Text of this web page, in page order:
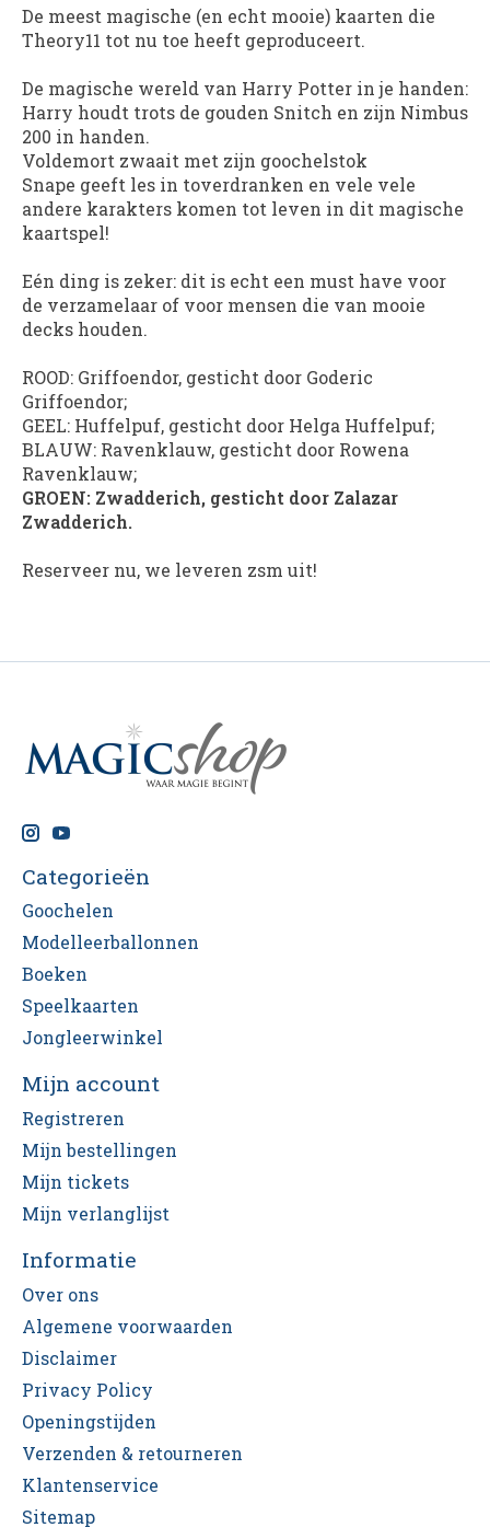
De meest magische (en echt mooie) kaarten die
Theory11 tot nu toe heeft geproduceert.
De magische wereld van Harry Potter in je handen:
Harry houdt trots de gouden Snitch en zijn Nimbus
200 in handen.
Voldemort zwaait met zijn goochelstok
Snape geeft les in toverdranken en vele vele
andere karakters komen tot leven in dit magische
kaartspel!
Eén ding is zeker: dit is echt een must have voor
de verzamelaar of voor mensen die van mooie
decks houden.
ROOD: Griffoendor, gesticht door Goderic
Griffoendor;
GEEL: Huffelpuf, gesticht door Helga Huffelpuf;
BLAUW: Ravenklauw, gesticht door Rowena
Ravenklauw;
GROEN: Zwadderich, gesticht door Zalazar
Zwadderich.
Reserveer nu, we leveren zsm uit!
Categorieën
Goochelen
Modelleerballonnen
Boeken
Speelkaarten
Jongleerwinkel
Mijn account
Registreren
Mijn bestellingen
Mijn tickets
Mijn verlanglijst
Informatie
Over ons
Algemene voorwaarden
Disclaimer
Privacy Policy
Openingstijden
Verzenden & retourneren
Klantenservice
Sitemap